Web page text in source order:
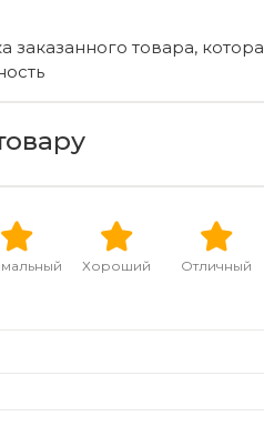
заказанного товара,
Отличный
Хороший